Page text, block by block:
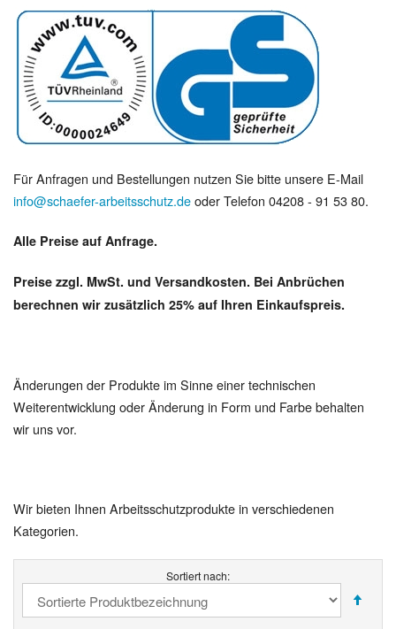
Für Anfragen und Bestellungen nutzen Sie bitte unsere E-Mail
info@schaefer-arbeitsschutz.deoder Telefon 04208 - 91 53 80.
Alle Preise auf Anfrage.
Preise zzgl. MwSt. und Versandkosten. Bei Anbrüchen
berechnen wir zusätzlich 25% auf Ihren Einkaufspreis.
Änderungen der Produkte im Sinne einer technischen
Weiterentwicklung oder Änderung in Form und Farbe behalten
wir uns vor.
Wir bieten Ihnen Arbeitsschutzprodukte in verschiedenen
Kategorien.
Sortiert nach: